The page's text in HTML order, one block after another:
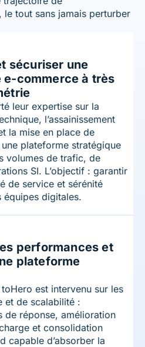
, le tout sans jamais perturber
sécuriser une
e-commerce à très
leur expertise sur la
l’assainissement
la mise en place de
plateforme stratégique
volumes de trafic, de
SI. L’objectif : garantir
de service et sérénité
digitales.
performances et
plateforme
est intervenu sur les
et de scalabilité :
de réponse, amélioration
et consolidation
capable d’absorber la